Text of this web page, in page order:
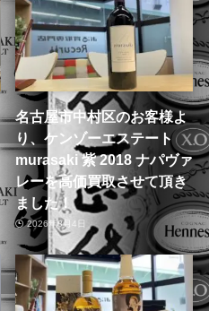
名古屋市中村区のお客様よ
り、ケンゾーエステート
murasaki 紫 2018 ナパヴァ
レーを高価買取させて頂き
ました！
2026年8月4日